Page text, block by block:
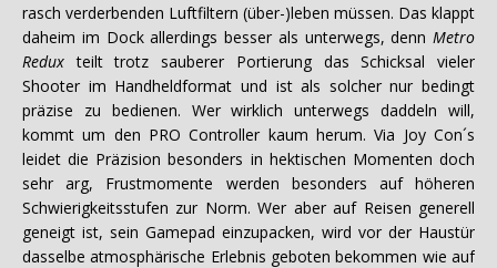
rasch verderbenden Luftfiltern (über-)leben müssen. Das klappt
daheim im Dock allerdings besser als unterwegs, denn Metro
Redux teilt trotz sauberer Portierung das Schicksal vieler
Shooter im Handheldformat und ist als solcher nur bedingt
präzise zu bedienen. Wer wirklich unterwegs daddeln will,
kommt um den PRO Controller kaum herum. Via Joy Con´s
leidet die Präzision besonders in hektischen Momenten doch
sehr arg, Frustmomente werden besonders auf höheren
Schwierigkeitsstufen zur Norm. Wer aber auf Reisen generell
geneigt ist, sein Gamepad einzupacken, wird vor der Haustür
dasselbe atmosphärische Erlebnis geboten bekommen wie auf